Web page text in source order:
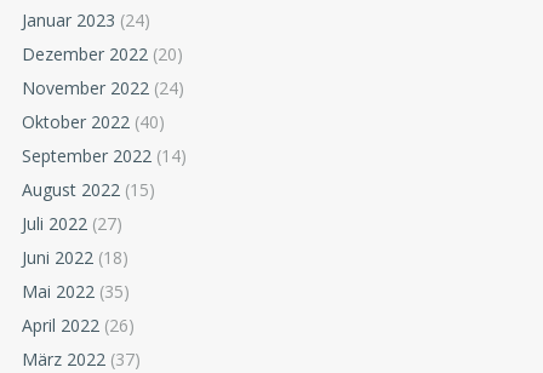
Januar 2023 (24)
Dezember 2022 (20)
November 2022 (24)
Oktober 2022 (40)
September 2022 (14)
August 2022 (15)
Juli 2022 (27)
Juni 2022 (18)
Mai 2022 (35)
April 2022 (26)
März 2022 (37)